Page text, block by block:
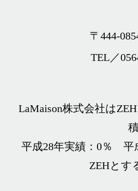
〒444-
TEL／
LaMaison株式会社は
平成28年実績：0％ 平
ZEHとす